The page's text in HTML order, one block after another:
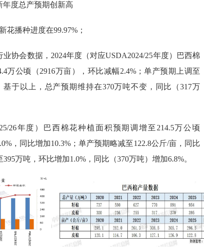
年度总产预期创新高
花播种进度在99.97%；
协会数据，2024年度（对应USDA2024/25年度）巴西棉
万公顷（2916万亩），环比减幅2.4%；单产预期上调至
基于以上，总产预期维持在370万吨不变，同比（317万
26年度）巴西棉花种植面积预期调增至214.5万公顷
，同比增加10.3%；单产预期略减至122.8公斤/亩，同比
万吨，环比增加1.0%，同比（370万吨）增加6.8%。